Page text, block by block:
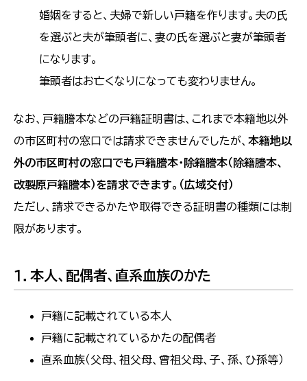
婚姻をすると、夫婦で新しい戸籍を作ります。夫の氏
を選ぶと夫が筆頭者に、妻の氏を選ぶと妻が筆頭者
になります。
筆頭者はお亡くなりになっても変わりません。
なお、戸籍謄本などの戸籍証明書は、これまで本籍地以外
の市区町村の窓口では請求できませんでしたが、 本籍地以
外の市区町村の窓口でも戸籍謄本・除籍謄本（除籍謄本、
改製原戸籍謄本）を請求できます。（広域交付）
ただし、請求できるかたや取得できる証明書の種類には制
限があります。
１．本人、配偶者、直系血族のかた
戸籍に記載されている本人
戸籍に記載されているかたの配偶者
直系血族（父母、祖父母、曾祖父母、子、孫、ひ孫等）